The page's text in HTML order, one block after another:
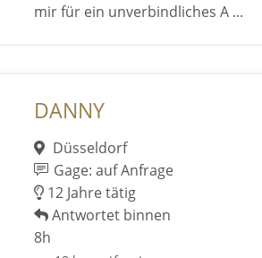
mir für ein unverbindliches A ...
DANNY
Düsseldorf
Gage: auf Anfrage
12 Jahre tätig
Antwortet binnen
8h